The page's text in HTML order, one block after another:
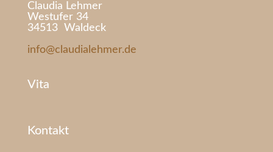
Claudia Lehmer
Westufer 34
34513 Waldeck
info@claudialehmer.de
Vita
Kontakt